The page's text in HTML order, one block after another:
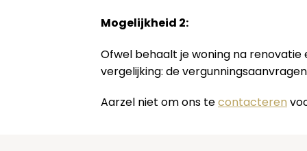
Mogelijkheid 2:
Ofwel behaalt je woning na renovatie
vergelijking: de
Aarzel niet om ons tecontacteren